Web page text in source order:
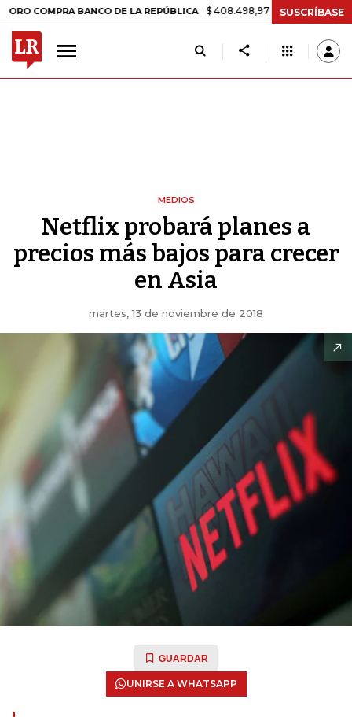
BANCO DE LA REPÚBLICA $ 408.498,97 +$ 8.753,81 +2,19%
SUSCRÍBASE
MEDIOS
Netflix probará planes a
precios más bajos para crecer
en Asia
martes, 13 de noviembre de 2018
GUARDAR
UNIRSE A WHATSAPP